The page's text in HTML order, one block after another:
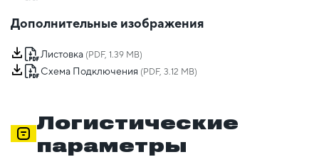
Дополнительные изображения
Листовка (PDF, 1.39 MB)
Схема Подключения (PDF, 3.12 MB)
Логистические
параметры